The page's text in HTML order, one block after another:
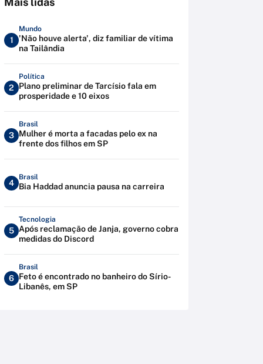
1
Mundo
'Não houve alerta', diz familiar de vítima
na Tailândia
2
Política
Plano preliminar de Tarcísio fala em
prosperidade e 10 eixos
3
Brasil
Mulher é morta a facadas pelo ex na
frente dos filhos em SP
4
Brasil
Bia Haddad anuncia pausa na carreira
5
Tecnologia
Após reclamação de Janja, governo cobra
medidas do Discord
6
Brasil
Feto é encontrado no banheiro do Sírio-
Libanês, em SP